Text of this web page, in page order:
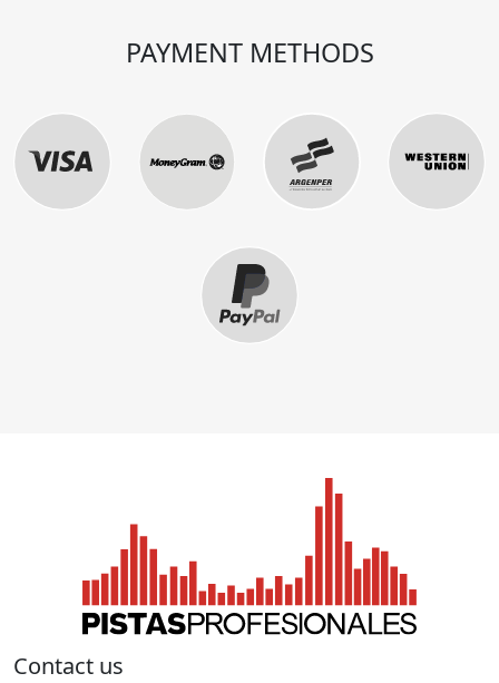
PAYMENT METHODS
Contact us